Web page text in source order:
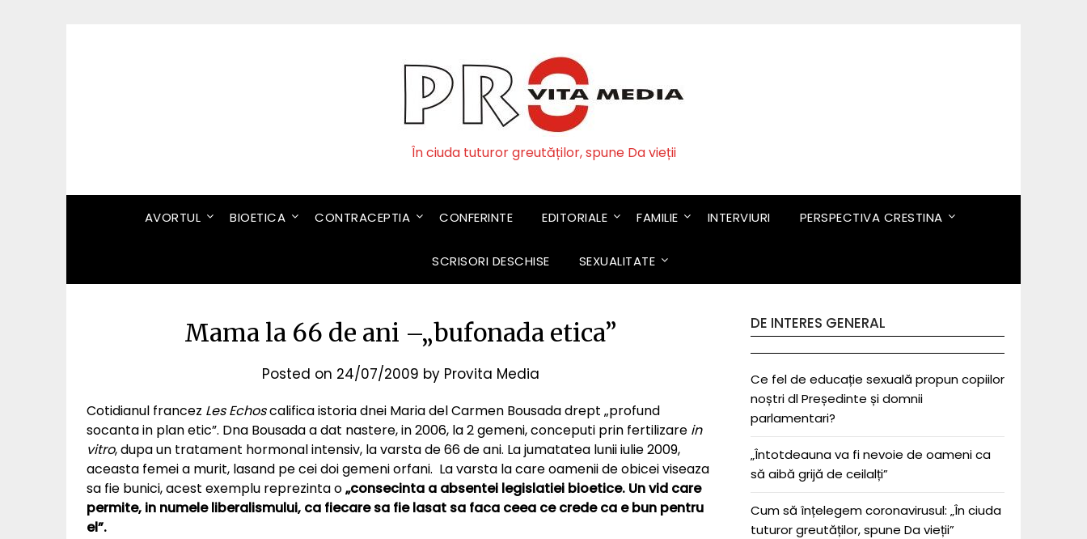
În ciuda tuturor greutăților, spune Da vieții
AVORTUL BIOETICA CONTRACEPTIA CONFERINTE EDITORIALE FAMILIE INTERVIURI PERSPECTIVA CRESTINA
SCRISORI DESCHISE SEXUALITATE
Mama la 66 de ani –„bufonada etica”
Posted on 24/07/2009 by Provita Media
Cotidianul francez Les Echoscalifica istoria dnei Maria del Carmen Bousada drept „profund
socanta in plan etic”. Dna Bousada a dat nastere, in 2006, la 2 gemeni, conceputi prin fertilizare in
vitro, dupa un tratament hormonal intensiv, la varsta de 66 de ani. La jumatatea lunii iulie 2009,
aceasta femei a murit, lasand pe cei doi gemeni orfani. La varsta la care oamenii de obicei viseaza
sa fie bunici, acest exemplu reprezinta o„consecinta a absentei legislatiei bioetice. Un vid care
permite, in numele liberalismului, ca fiecare sa fie lasat sa faca ceea ce crede ca e bun pentru
el”.
DE INTERES GENERAL
Ce fel de educație sexuală propun copiilor
noștri dl Președinte și domnii
parlamentari?
„Întotdeauna va fi nevoie de oameni ca
să aibă grijă de ceilalți”
Cum să înțelegem coronavirusul: „În ciuda
tuturor greutăților, spune Da vieții”